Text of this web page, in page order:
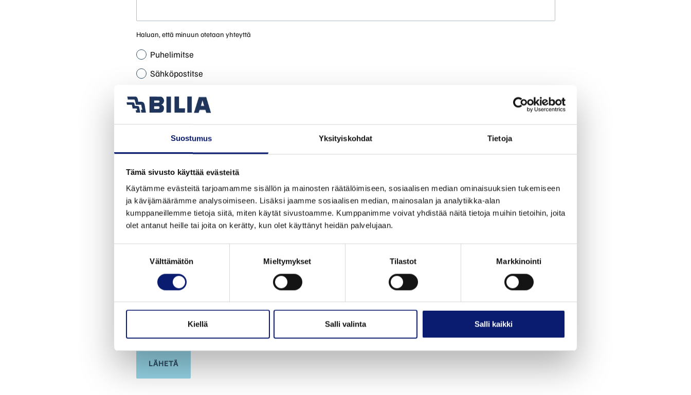
Suostumus Yksityiskohdat Tietoja
Tämä sivusto käyttää evästeitä
Käytämme evästeitä tarjoamamme sisällön ja mainosten räätälöimiseen, sosiaalisen median ominaisuuksien tukemiseen
ja kävijämäärämme analysoimiseen. Lisäksi jaamme sosiaalisen median, mainosalan ja analytiikka-alan
kumppaneillemme tietoja siitä, miten käytät sivustoamme. Kumppanimme voivat yhdistää näitä tietoja muihin tietoihin, joita
olet antanut heille tai joita on kerätty, kun olet käyttänyt heidän palvelujaan.
Välttämätön Mieltymykset Tilastot Markkinointi
Kiellä Salli valinta Salli kaikki
Haluan, että minuun otetaan yhteyttä
Puhelimitse
Sähköpostitse
Lisätietoja
Toimipiste *
Valitse toimipiste
Hyväksyn tietosuojaselosteen. *
Tietosuojaseloste
LÄHETÄ